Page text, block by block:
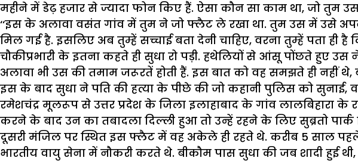
महीने में डेढ़ हजार से ज्यादा फोन किए हैं. ऐसा कौन सा काम था, जो तुम उस
‘‘इस के अलावा वसंत गांव में तुम ने जो फ्लैट ले रखा था. तुम उस में उसे
मिल गई है. इसलिए अब तुम्हें सच्चाई बता देनी चाहिए, वरना तुम्हें पता ही है
चौकीप्रभारी के इतना कहते ही सुधा रो पड़ी. हथेलियों से आंसू पोंछते हुए
अलावा भी उस की तमाम जरूरतें होती हैं. इस बात को वह समझते ही नहीं
इस के बाद सुधा ने पति की हत्या के पीछे की जो कहानी पुलिस को सुनाई,
रमेशचंद्र मूलरूप से उत्तर प्रदेश के जिला इलाहाबाद के गांव
करने के बाद उन का तबादला दिल्ली हुआ तो उन्हें रहने के लिए सुब्रतो
दूसरी मंजिल पर स्थित इस फ्लैट में वह अकेले ही रहते थे. करीब 5 साल
भारतीय वायु सेना में नौकरी करते थे. बीकौम पास सुधा की जब शादी हुई